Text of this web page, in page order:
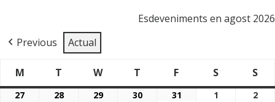
Esdeveniments en agost 2026
Previous
Actual
M
Dilluns
T Dimarts
WDimecres
T F Divendres
S Dissabte
S
27 27/07/2026
28 28/07/2026
2929/07/2026
30 30/07/2026
31 31/07/2026
1 01/08/2026
2